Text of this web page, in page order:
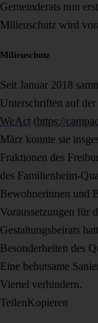
Gemeinderats nun
Milieuschutz wird
Milieuschutz
Seit Januar 2018
Unterschriften auf
WeAct (https://
März konnte sie
Fraktionen des
des Familienheim-
Bewohnerinnen und
Voraussetzungen für
Gestaltungsbeirats
Besonderheiten des
Eine behutsame
Viertel verhindern.
TeilenKopieren